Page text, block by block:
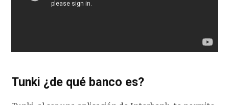
Tunki ¿de qué banco es?